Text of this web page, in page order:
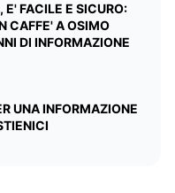
E' FACILE E SICURO:
CAFFE' A OSIMO
DI INFORMAZIONE
UNA INFORMAZIONE